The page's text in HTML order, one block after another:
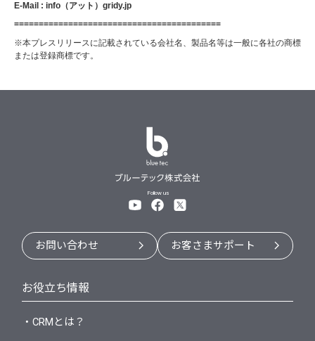
E-Mail : info（アット）gridy.jp
==========================================
※本プレスリリースに記載されている会社名、製品名等は一般に各社の商標
または登録商標です。
Follow us
お問い合わせ お客さまサポート
お役立ち情報
・CRMとは？